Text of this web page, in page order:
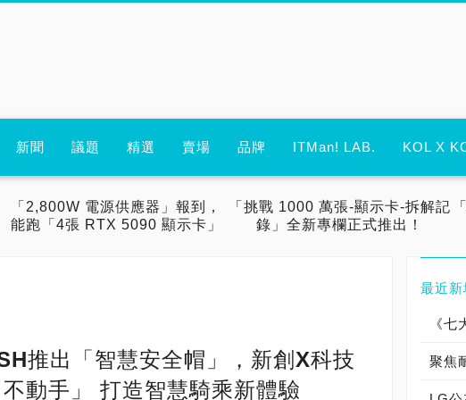
新聞 議題 精選 賣場 品牌 ITMan! LAB. KOL X
「2,800W 電源供應器」報到，
能跑「4張 RTX 5090 顯示卡」
「挑戰 1000 萬張-顯示卡-拆解記
錄」全新專欄正式推出！
推出「智慧安全帽」，新創X科技
動手」 打造智慧騎乘新體驗
最近新